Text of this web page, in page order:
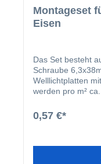
Montageset
Eisen
Das Set besteht
Schraube 6,3x38mm. Dieses Set eignet sich
Welllichtplatten
werden pro m²
Platten 3 mm
Das Montageset
mm - bei
0,57 €*